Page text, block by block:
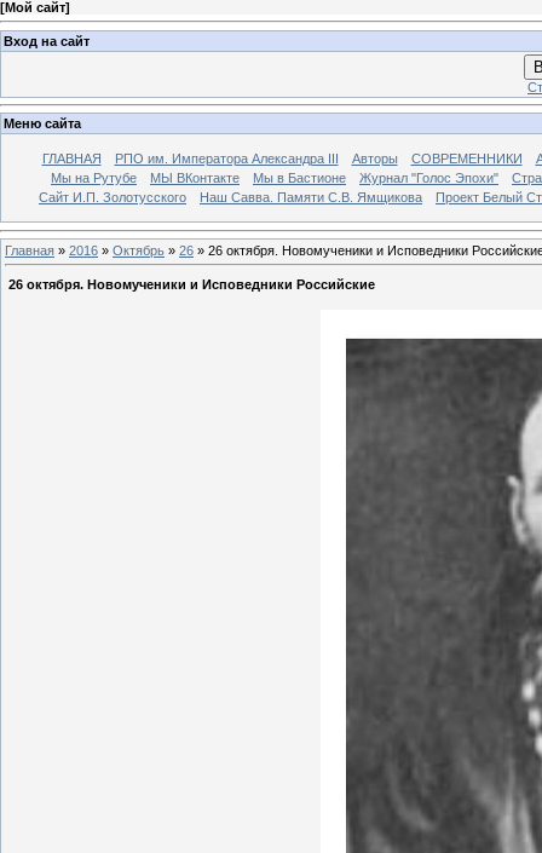
[Мой сайт]
Вход на сайт
Меню сайта
ГЛАВНАЯ РПО им. Императора Александра III Авторы СОВРЕМЕННИКИ
Мы на Рутубе
МЫ ВКонтакте Мы в Бастионе Журнал "Голос Эпохи"
Сайт И.П. Золотусского
Наш Савва. Памяти С.В. Ямщикова Проект Белый
Главная » 2016 » Октябрь » 26 » 26 октября. Новомученики и Исповедники
26 октября. Новомученики и Исповедники Российские